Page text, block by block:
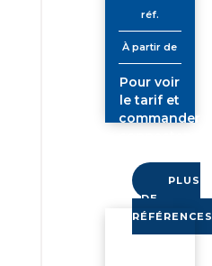
réf.
À partir de
Pour voir
le tarif et
commander
PLUS
DE
RÉFÉRENCES